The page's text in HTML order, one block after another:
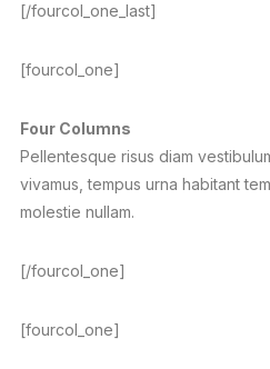
[/fourcol_one_last]
[fourcol_one]
Four Columns
Pellentesque risus diam
vivamus, tempus urna habitant
molestie nullam.
[/fourcol_one]
[fourcol_one]